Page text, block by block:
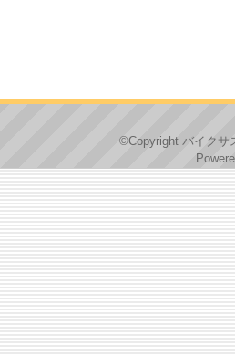
©Copyright バイクサ